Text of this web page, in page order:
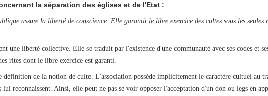
la séparation des églises et de l'Etat :
assure la liberté de conscience. Elle garantit le libre exercice des cultes sous les seules
une liberté collective. Elle se traduit par l'existence d'une communauté avec ses codes et
rites dont le libre exercice est garanti.
définition de la notion de culte. L'association possède implicitement le caractère cultuel au
reconnaissent. Ainsi, elle peut ne pas se voir opposer l'acceptation d'un don ou legs en